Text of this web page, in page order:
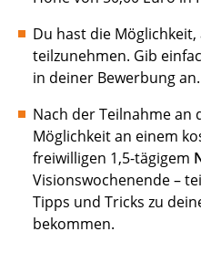
Du hast die Möglichkeit,
teilzunehmen. Gib
in deiner Bewerbung an.
Nach der Teilnahme an
Möglichkeit an einem
freiwilligen 1,5-tägigem
Visionswochenende–
Tipps und Tricks zu
bekommen.